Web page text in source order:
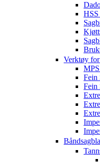
Verktøy
Fein
Fein